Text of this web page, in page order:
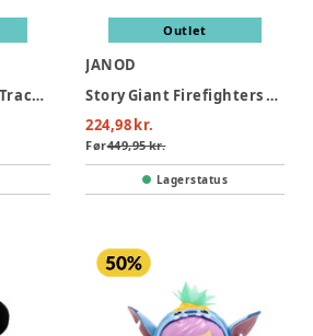
SmartMax: My First Tractor 3 (Nordic)
Outlet
JANOD
Story Giant Firefighters Truck
224,98 kr.
Før449,95 kr.
Lagerstatus